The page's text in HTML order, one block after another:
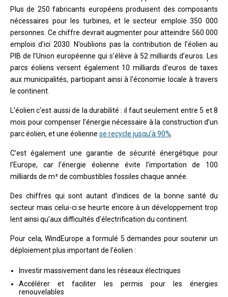
Plus de 250 fabricants européens produisent des composants
nécessaires pour les turbines, et le secteur emploie 350 000
personnes. Ce chiffre devrait augmenter pour atteindre 560 000
emplois d’ici 2030. N’oublions pas la contribution de l’éolien au
PIB de l’Union européenne qui s’élève à 52 milliards d’euros. Les
parcs éoliens versent également 10 milliards d’euros de taxes
aux municipalités, participant ainsi à l’économie locale à travers
le continent.
L’éolien c‘est aussi de la durabilité : il faut seulement entre 5 et 8
mois pour compenser l’énergie nécessaire à la construction d’un
parc éolien, et une éolienne se recycle jusqu’à 90%.
C’est également une garantie de sécurité énergétique pour
l’Europe, car l’énergie éolienne évite l’importation de 100
milliards de m³ de combustibles fossiles chaque année.
Des chiffres qui sont autant d’indices de la bonne santé du
secteur mais celui-ci se heurte encore à un développement trop
lent ainsi qu’aux difficultés d’électrification du continent.
Pour cela, WindEurope a formulé 5 demandes pour soutenir un
déploiement plus important de l’éolien :
Investir massivement dans les réseaux électriques
Accélérer et faciliter les permis pour les énergies
renouvelables